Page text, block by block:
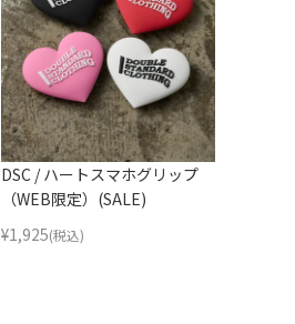
DSC / ハートスマホグリップ
（WEB限定）(SALE)
¥1,925(税込)